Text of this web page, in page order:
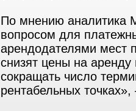
По мнению аналитика
вопросом для
арендодателями мест
снизят цены на
сокращать число
рентабельных